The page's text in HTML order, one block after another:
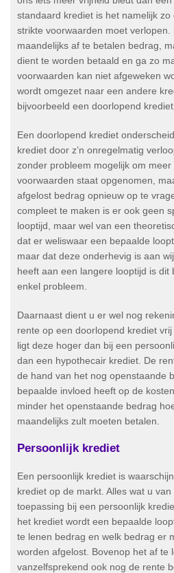
standaard krediet is het namelijk
strikte voorwaarden moet
maandelijks af te betalen bedrag,
dient te worden betaald en ga zo
voorwaarden kan niet afgeweken
wordt omgezet naar een andere
bijvoorbeeld een doorlopend krediet.
Een doorlopend krediet
krediet door z’n onregelmatig
zonder probleem mogelijk om
voorwaarden staat opgenomen,
afgelost bedrag opnieuw op te
compleet te maken is er ook geen
looptijd, maar wel van een
dat er weliswaar een bepaalde
maar dat deze onderhevig is aan
heeft aan een langere looptijd is dit
enkel probleem.
Daarnaast dient u er wel nog
rente op een doorlopend krediet
ligt deze hoger dan bij een
dan een hypothecair krediet. De
de hand van het nog openstaande
bepaalde invloed heeft op de
minder het openstaande bedrag
maandelijks zult moeten betalen.
Persoonlijk krediet
Een persoonlijk krediet is
krediet op de markt. Alles wat u
toepassing bij een persoonlijk
het krediet wordt een bepaalde
te lenen bedrag en welk bedrag er
worden afgelost. Bovenop het af te
vanzelfsprekend ook nog de rente